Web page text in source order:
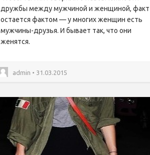
дружбы между мужчиной и женщиной, факт
остается фактом — у многих женщин есть
мужчины-друзья. И бывает так, что они
женятся.
admin • 31.03.2015